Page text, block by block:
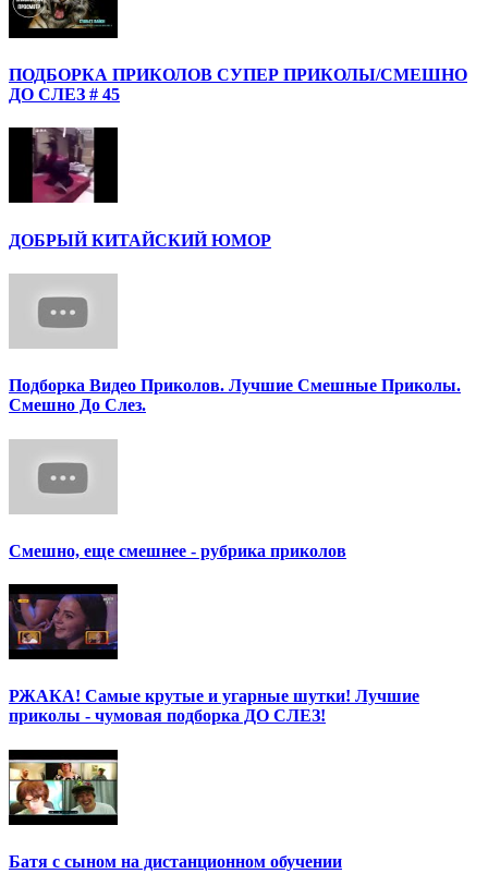
ПОДБОРКА ПРИКОЛОВ СУПЕР ПРИКОЛЫ/СМЕШНО
ДО СЛЕЗ # 45
ДОБРЫЙ КИТАЙСКИЙ ЮМОР
Подборка Видео Приколов. Лучшие Смешные Приколы.
Смешно До Слез.
Смешно, еще смешнее - рубрика приколов
РЖАКА! Самые крутые и угарные шутки! Лучшие
приколы - чумовая подборка ДО СЛЕЗ!
Батя с сыном на дистанционном обучении